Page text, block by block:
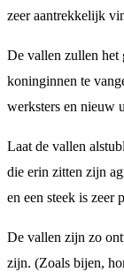
zeer aantrekkelijk
De vallen zullen het
koninginnen te
werksters en nieuw
Laat de vallen
die erin zitten zijn
en een steek is zeer
De vallen zijn zo
zijn. (Zoals bijen,